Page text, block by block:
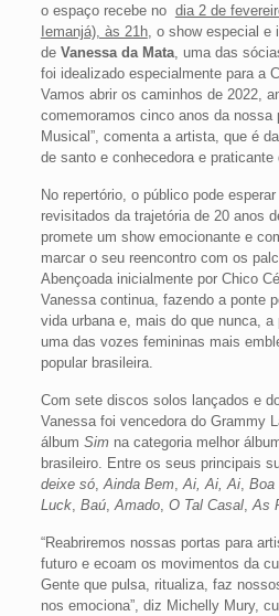
o espaço recebe no dia 2 de
Iemanjá), às 21h, o show especial e
de Vanessa da Mata, uma das
foi idealizado especialmente para a
Vamos abrir os caminhos de 2022,
comemoramos cinco anos da nossa
Musical”, comenta a artista, que é
de santo e conhecedora e praticante
No repertório, o público pode
revisitados da trajetória de 20 anos
promete um show emocionante e
marcar o seu reencontro com os
Abençoada inicialmente por Chico
Vanessa continua, fazendo a ponte
vida urbana e, mais do que nunca, a
uma das vozes femininas mais
popular brasileira.
Com sete discos solos lançados e
Vanessa foi vencedora do Grammy
álbum Simna categoria melhor
brasileiro. Entre os seus principais
deixe só, Ainda Bem, Ai, Ai, Ai, Boa
Luck, Baú, Amado, O Tal Casal, As
“Reabriremos nossas portas para
futuro e ecoam os movimentos da
Gente que pulsa, ritualiza, faz
nos emociona”, diz Michelly Mury,